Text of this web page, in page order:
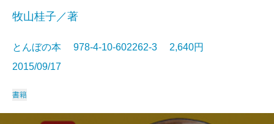
牧山桂子／著
とんぼの本 978-4-10-602262-3 2,640円
2015/09/17
書籍